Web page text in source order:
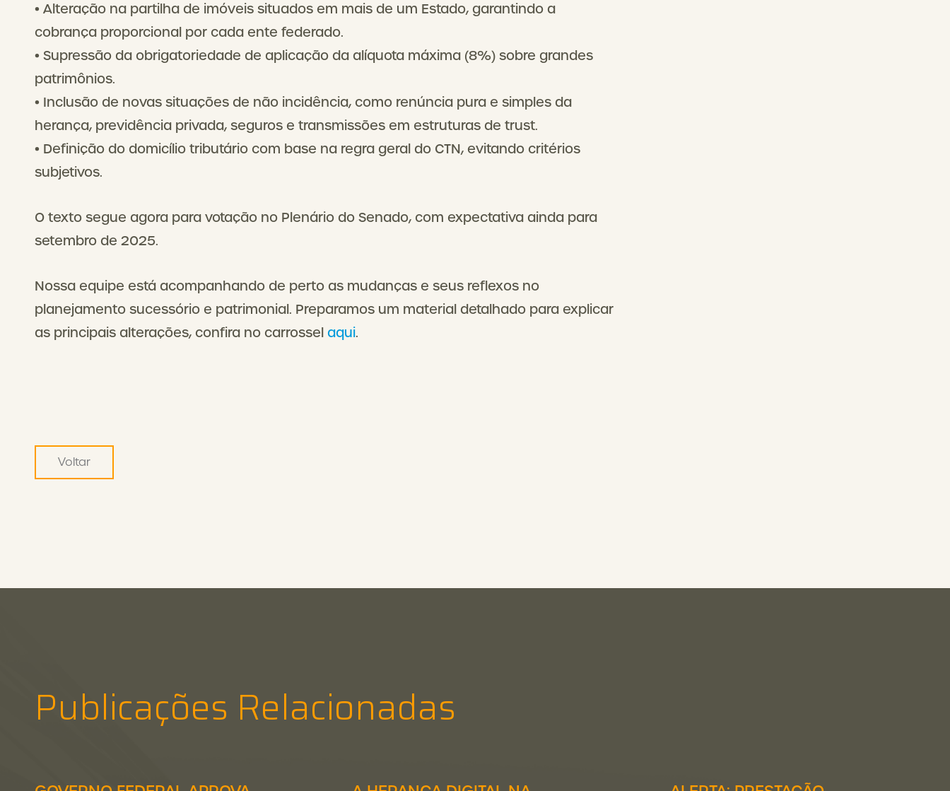
• Alteração na partilha de imóveis situados em mais de um Estado, garantindo a
cobrança proporcional por cada ente federado.
• Supressão da obrigatoriedade de aplicação da alíquota máxima (8%) sobre grandes
patrimônios.
• Inclusão de novas situações de não incidência, como renúncia pura e simples da
herança, previdência privada, seguros e transmissões em estruturas de trust.
• Definição do domicílio tributário com base na regra geral do CTN, evitando critérios
subjetivos.
O texto segue agora para votação no Plenário do Senado, com expectativa ainda para
setembro de 2025.
Nossa equipe está acompanhando de perto as mudanças e seus reflexos no
planejamento sucessório e patrimonial. Preparamos um material detalhado para explicar
as principais alterações, confira no carrossel aqui.
Voltar
Publicações Relacionadas